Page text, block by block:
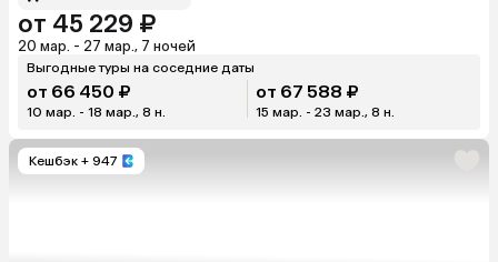
от 45 229 ₽
20 мар. - 27 мар., 7 ночей
Выгодные туры на соседние даты
от 66 450 ₽
10 мар. - 18 мар., 8 н.
от 67 588 ₽
15 мар. - 23 мар., 8 н.
Кешбэк + 947